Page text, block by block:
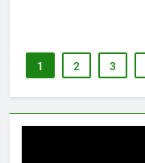
1 2 3